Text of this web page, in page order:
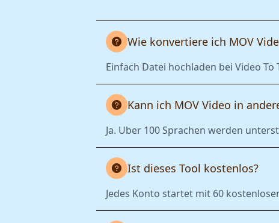
Wie konvertiere ich MOV
Einfach Datei hochladen bei Video
Kann ich MOV Video in
Ja. Uber 100 Sprachen werden
Ist dieses Tool kostenlos?
Jedes Konto startet mit 60